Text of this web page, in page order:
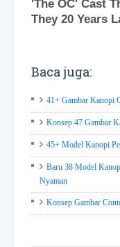
Baca juga:
41+ Gambar Kanopi
Konsep 47 Gambar
45+ Model Kanopi
Baru 38 Model
Nyaman
Konsep Gambar